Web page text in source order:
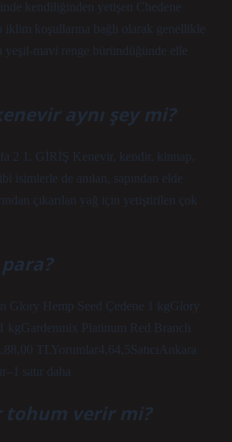
kendiliğinden yetişen Chedene
iklim koşullarına bağlı olarak genellikle
yeşil-mavi renge büründüğünde elle
aynı şey mi?
2 1. GİRİŞ Kenevir, kendir, kinnap,
isimlerle de anılan, sapından elde
çıkarılan yağ için yetiştirilen çok
Glory Hemp Seed Çedene 1 kgGlory
kgGardenmix Platinum Red Branch
TLYorumlar4,64,5SatıcıAnkara
satır daha
tohum verir mi?